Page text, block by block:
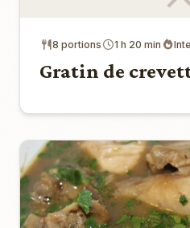
8 portions 1 h 20 min
Gratin de